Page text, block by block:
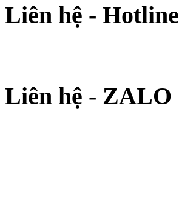
Liên hệ - Hotline
Liên hệ - ZALO